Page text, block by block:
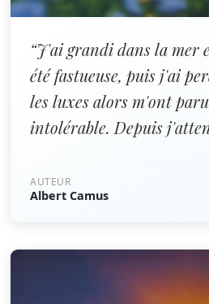
“J'ai grandi dans la mer
été fastueuse, puis j'ai
les luxes alors m'ont
intolérable. Depuis
AUTEUR
Albert Camus